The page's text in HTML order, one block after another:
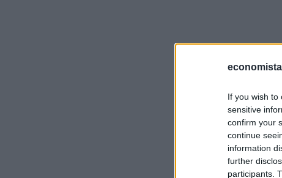
If you wish to
sensitive
confirm your
continue
information
further
participants.